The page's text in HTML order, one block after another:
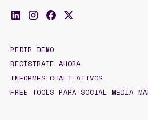
PEDIR DEMO
REGÍSTRATE AHORA
INFORMES CUALITATIVOS
FREE TOOLS PARA SOCIAL MEDIA